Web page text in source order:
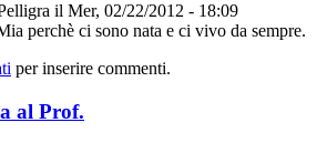
il Mer, 02/22/2012 - 18:09
perchè ci sono nata e ci vivo da sempre.
per inserire commenti.
al Prof.